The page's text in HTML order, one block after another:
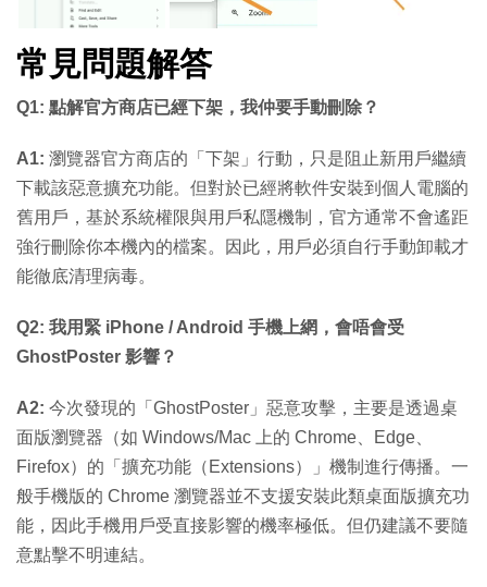
常見問題解答
Q1: 點解官方商店已經下架，我仲要手動刪除？
A1: 瀏覽器官方商店的「下架」行動，只是阻止新用戶繼續
下載該惡意擴充功能。但對於已經將軟件安裝到個人電腦的
舊用戶，基於系統權限與用戶私隱機制，官方通常不會遙距
強行刪除你本機內的檔案。因此，用戶必須自行手動卸載才
能徹底清理病毒。
Q2: 我用緊 iPhone / Android 手機上網，會唔會受
GhostPoster 影響？
A2: 今次發現的「GhostPoster」惡意攻擊，主要是透過桌
面版瀏覽器（如 Windows/Mac 上的 Chrome、Edge、
Firefox）的「擴充功能（Extensions）」機制進行傳播。一
般手機版的 Chrome 瀏覽器並不支援安裝此類桌面版擴充功
能，因此手機用戶受直接影響的機率極低。但仍建議不要隨
意點擊不明連結。